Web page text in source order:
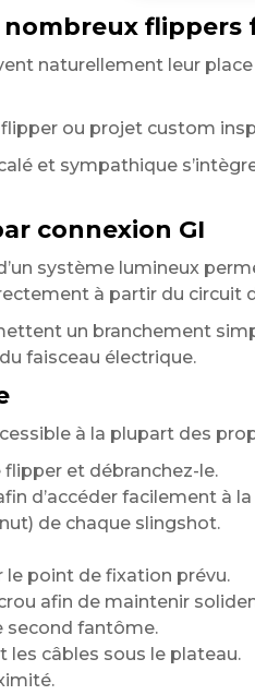
nombreux
naturellement leur place
ou projet custom
et sympathique
connexion GI
système lumineux
à partir du circuit
un branchement
faisceau électrique.
à la plupart des
et débranchez-le.
d’accéder facilement à
de chaque slingshot.
point de fixation prévu.
afin de maintenir
second fantôme.
les câbles sous le plateau.